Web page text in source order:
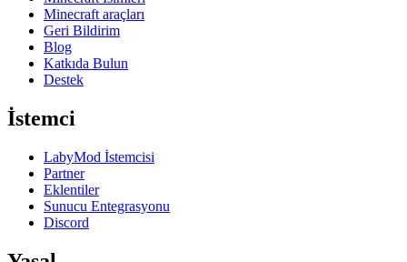
Minecraft araçları
Geri Bildirim
Blog
Katkıda Bulun
Destek
İstemci
LabyMod İstemcisi
Partner
Eklentiler
Sunucu Entegrasyonu
Discord